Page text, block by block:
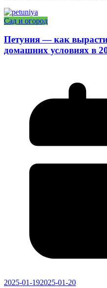
Сад и огород
Петуния — как
домашних условиях в
2025-01-192025-01-20